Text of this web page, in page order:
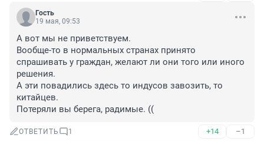
Гость
19 мая, 09:53
А вот мы не приветствуем.
Вообще-то в нормальных странах принято
спрашивать у граждан, желают ли они того или иного
решения.
А эти повадились здесь то индусов завозить, то
китайцев.
Потеряли вы берега, радимые. ((
ОТВЕТИТЬ 1 +14 –1